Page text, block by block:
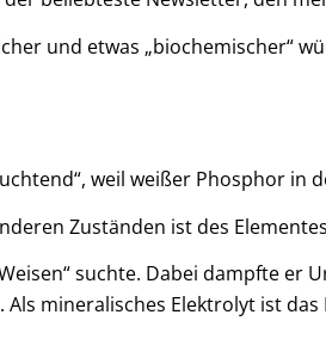
und etwas „biochemischer“
weil weißer Phosphor in
Zuständen ist des
suchte. Dabei dampfte er
mineralisches Elektrolyt ist